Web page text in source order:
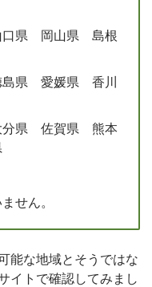
県 岡山県 島根
県 愛媛県 香川
県 佐賀県 熊本
せん。
能な地域とそうではな
イトで確認してみまし